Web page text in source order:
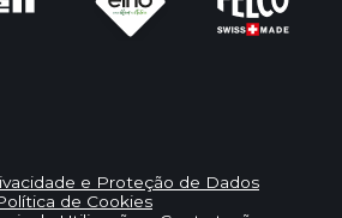
e Proteção de Dados
de Cookies